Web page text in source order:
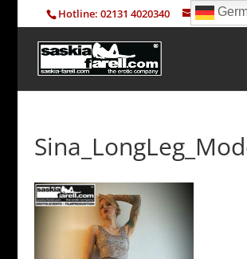
Hotline: 02131 4020340